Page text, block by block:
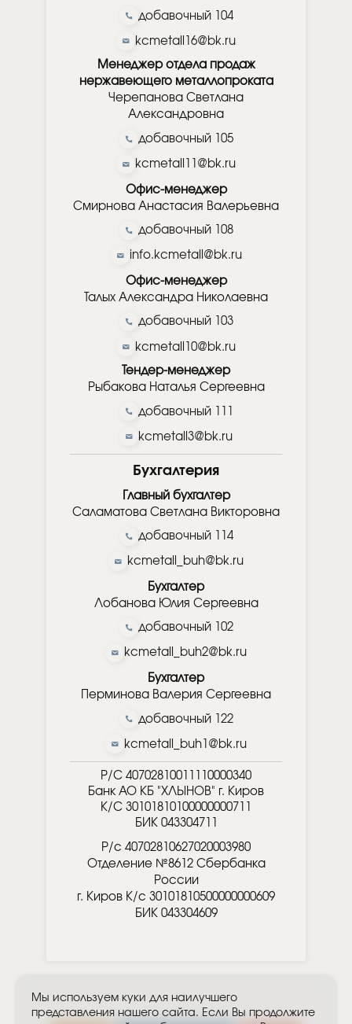
добавочный 104
kcmetall16@bk.ru
Менеджер отдела продаж
нержавеющего металлопроката
Черепанова Светлана
Александровна
добавочный 105
kcmetall11@bk.ru
Офис-менеджер
Смирнова Анастасия Валерьевна
добавочный 108
info.kcmetall@bk.ru
Офис-менеджер
Талых Александра Николаевна
добавочный 103
kcmetall10@bk.ru
Тендер-менеджер
Рыбакова Наталья Сергеевна
добавочный 111
kcmetall3@bk.ru
Бухгалтерия
Главный бухгалтер
Саламатова Светлана Викторовна
добавочный 114
kcmetall_buh@bk.ru
Бухгалтер
Лобанова Юлия Сергеевна
добавочный 102
kcmetall_buh2@bk.ru
Бухгалтер
Перминова Валерия Сергеевна
добавочный 122
kcmetall_buh1@bk.ru
Р/С 40702810011110000340
Банк АО КБ "ХЛЫНОВ" г. Киров
К/С 30101810100000000711
БИК 043304711
Р/с 40702810627020003980
Отделение №8612 Сбербанка
России
г. Киров К/с 30101810500000000609
БИК 043304609
Мы используем куки для наилучшего
представления нашего сайта. Если Вы продолжите